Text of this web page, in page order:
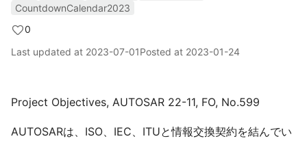
CountdownCalendar2023
0
Last updated at 2023-07-01Posted at 2023-01-24
Project Objectives, AUTOSAR 22-11, FO, No.599
AUTOSARは、ISO、IEC、ITUと情報交換契約を結んでい